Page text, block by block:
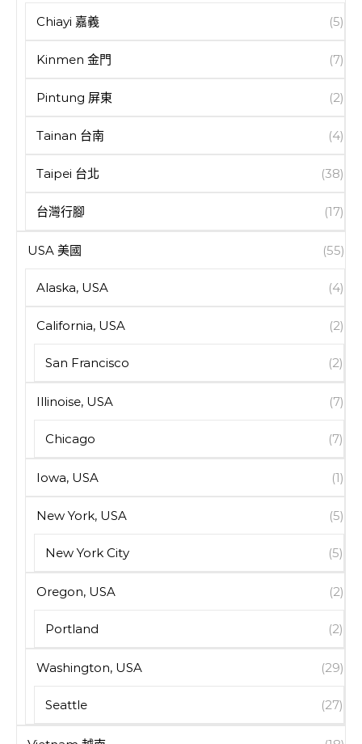
Chiayi 嘉義 (5)
Kinmen 金門 (7)
Pintung 屏東 (2)
Tainan 台南 (4)
Taipei 台北 (38)
台灣行腳 (17)
USA 美國 (55)
Alaska, USA (4)
California, USA (2)
San Francisco (2)
Illinoise, USA (7)
Chicago (7)
Iowa, USA (1)
New York, USA (5)
New York City (5)
Oregon, USA (2)
Portland (2)
Washington, USA (29)
Seattle (27)